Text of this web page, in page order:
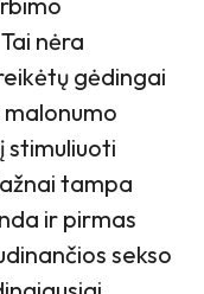
nėra
gėdingai
stimuliuoti
tampa
ir pirmas
sekso